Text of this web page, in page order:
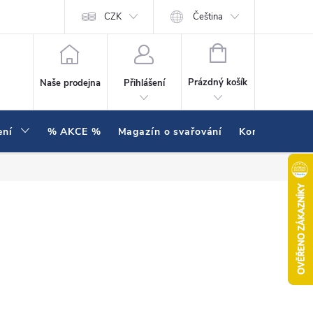
Hodnocení obchodu
CZK Čeština
Naše prodejna Přihlášení
NÁKUPNÍ KOŠÍK
Prázdný košík
% AKCE % Magazín o svařování Kontakty